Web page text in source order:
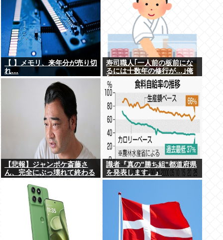
【 】メモリ、来年分が売り切
れ…
寿司職人｢一人前の板前にな
るには十数年の修行が…｣俺
｢ん、スシローでいいっしょ
(笑)あんまかわんねｗ｣
【悲報】ジャンポケ斎藤さ
ん、完全にぶっ壊れて終わる
識者『真の"勝ち組"都道府県
を発表します。』